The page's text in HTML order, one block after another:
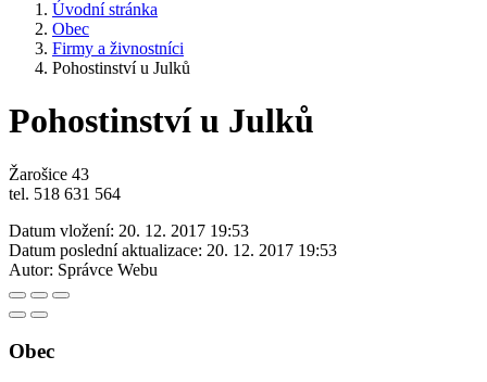
Úvodní stránka
Obec
Firmy a živnostníci
Pohostinství u Julků
Pohostinství u Julků
Žarošice 43
tel. 518 631 564
Datum vložení: 20. 12. 2017 19:53
Datum poslední aktualizace: 20. 12. 2017 19:53
Autor: Správce Webu
Obec